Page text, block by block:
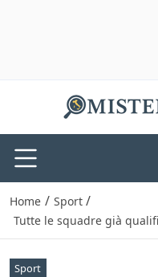
Home / Sport /
Tutte le squadre già
Sport